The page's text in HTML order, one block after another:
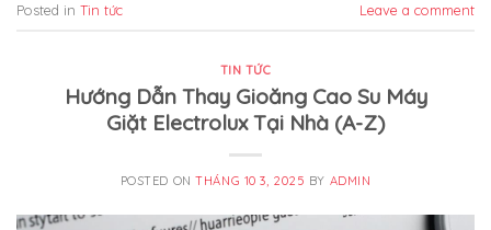
Posted in Tin tức Leave a comment
TIN TỨC
Hướng Dẫn Thay Gioăng Cao Su Máy
Giặt Electrolux Tại Nhà (A-Z)
POSTED ONTHÁNG 10 3, 2025 BY ADMIN